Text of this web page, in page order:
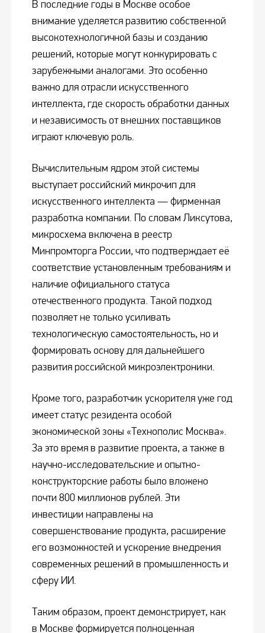
В последние годы в Москве особое
внимание уделяется развитию собственной
высокотехнологичной базы и созданию
решений, которые могут конкурировать с
зарубежными аналогами. Это особенно
важно для отрасли искусственного
интеллекта, где скорость обработки данных
и независимость от внешних поставщиков
играют ключевую роль.
Вычислительным ядром этой системы
выступает российский микрочип для
искусственного интеллекта — фирменная
разработка компании. По словам Ликсутова,
микросхема включена в реестр
Минпромторга России, что подтверждает её
соответствие установленным требованиям и
наличие официального статуса
отечественного продукта. Такой подход
позволяет не только усиливать
технологическую самостоятельность, но и
формировать основу для дальнейшего
развития российской микроэлектроники.
Кроме того, разработчик ускорителя уже год
имеет статус резидента особой
экономической зоны «Технополис Москва».
За это время в развитие проекта, а также в
научно-исследовательские и опытно-
конструкторские работы было вложено
почти 800 миллионов рублей. Эти
инвестиции направлены на
совершенствование продукта, расширение
его возможностей и ускорение внедрения
современных решений в промышленность и
сферу ИИ.
Таким образом, проект демонстрирует, как
в Москве формируется полноценная